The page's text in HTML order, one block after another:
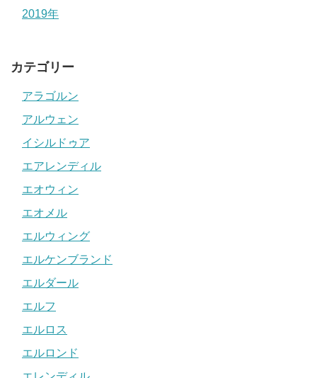
2019年
カテゴリー
アラゴルン
アルウェン
イシルドゥア
エアレンディル
エオウィン
エオメル
エルウィング
エルケンブランド
エルダール
エルフ
エルロス
エルロンド